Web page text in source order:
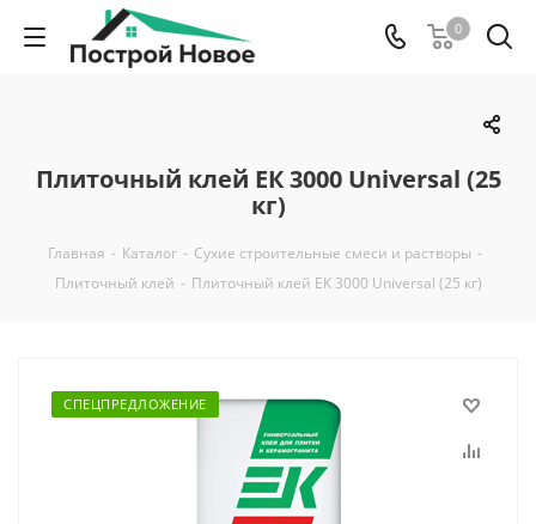
0
Плиточный клей ЕК 3000 Universal (25
кг)
Главная - Каталог - Сухие строительные смеси и растворы -
Плиточный клей - Плиточный клей ЕК 3000 Universal (25 кг)
СПЕЦПРЕДЛОЖЕНИЕ